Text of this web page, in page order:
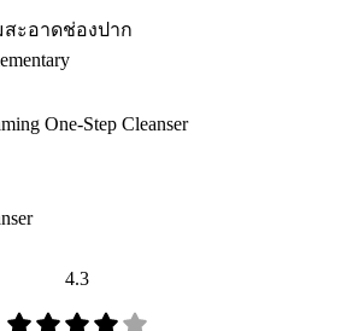
ะอาดช่องปาก
One-Step Cleanser
4.3